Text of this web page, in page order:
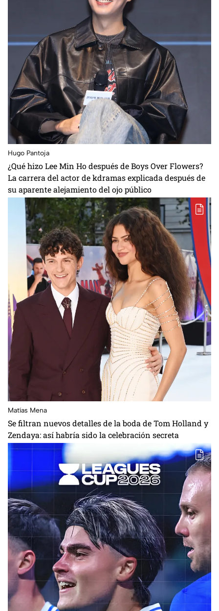
Hugo Pantoja
¿Qué hizo Lee Min Ho después de Boys Over Flowers?
La carrera del actor de kdramas explicada después de
su aparente alejamiento del ojo público
Matías Mena
Se filtran nuevos detalles de la boda de Tom Holland y
Zendaya: así habría sido la celebración secreta